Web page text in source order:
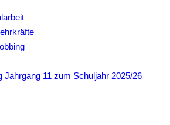
Jahrgang 11 zum Schuljahr 2025/26